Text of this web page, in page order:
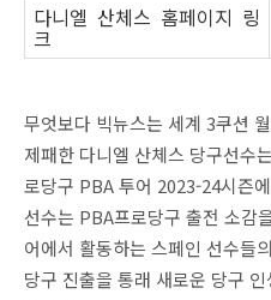
다니엘 산체스 홈페이지 링
크
무엇보다 빅뉴스는 세계 3쿠션
제패한 다니엘 산체스 당구선수
로당구 PBA 투어 2023-24시즌
선수는 PBA프로당구 출전 소감
어에서 활동하는 스페인 선수들
당구 진출을 통래 새로운 당구